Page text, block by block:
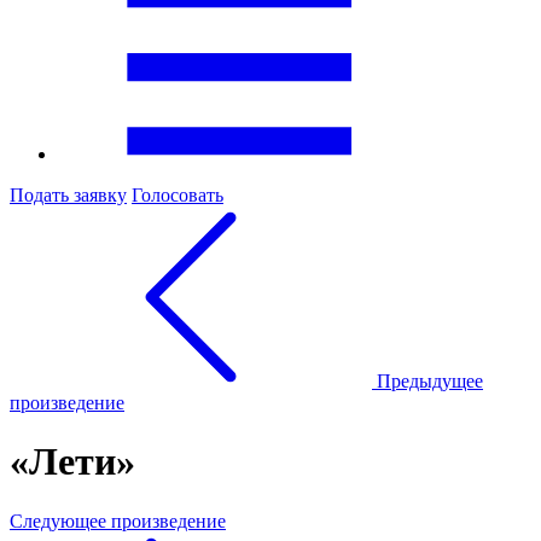
Подать заявку Голосовать
Предыдущее
произведение
«Лети»
Следующее произведение